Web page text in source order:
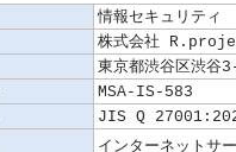
情報セキュリティ
株式会社
東京都渋谷区渋谷
MSA-IS-583
JIS Q